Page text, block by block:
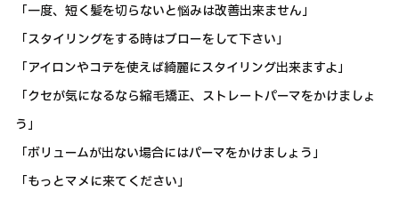
「一度、短く髪を切らないと悩みは改善出来ません」
「スタイリングをする時はブローをして下さい」
「アイロンやコテを使えば綺麗にスタイリング出来ますよ」
「クセが気になるなら縮毛矯正、ストレートパーマをかけましょ
う」
「ボリュームが出ない場合にはパーマをかけましょう」
「もっとマメに来てください」